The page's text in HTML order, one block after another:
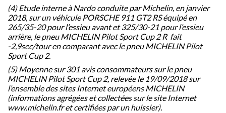
(4) Etude interne à Nardo conduite par Michelin, en janvier
2018, sur un véhicule PORSCHE 911 GT2 RS équipé en
265/35-20 pour l’essieu avant et 325/30-21 pour l’essieu
arrière, le pneu MICHELIN Pilot Sport Cup 2 R fait
-2,9sec/tour en comparant avec le pneu MICHELIN Pilot
Sport Cup 2.​
(5) Moyenne sur 301 avis consommateurs sur le pneu
MICHELIN Pilot Sport Cup 2, relevée le 19/09/2018 sur
l’ensemble des sites Internet européens MICHELIN
(informations agrégées et collectées sur le site Internet
www.michelin.fr et certifiées par un huissier).